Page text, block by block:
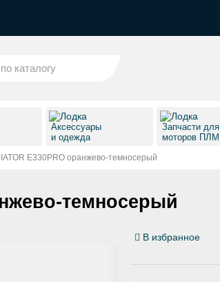
Аксессуары
и одежда
Запчасти для
моторов ПЛМ
E330PRO оранжево-темносерый
темносерый
В избранное